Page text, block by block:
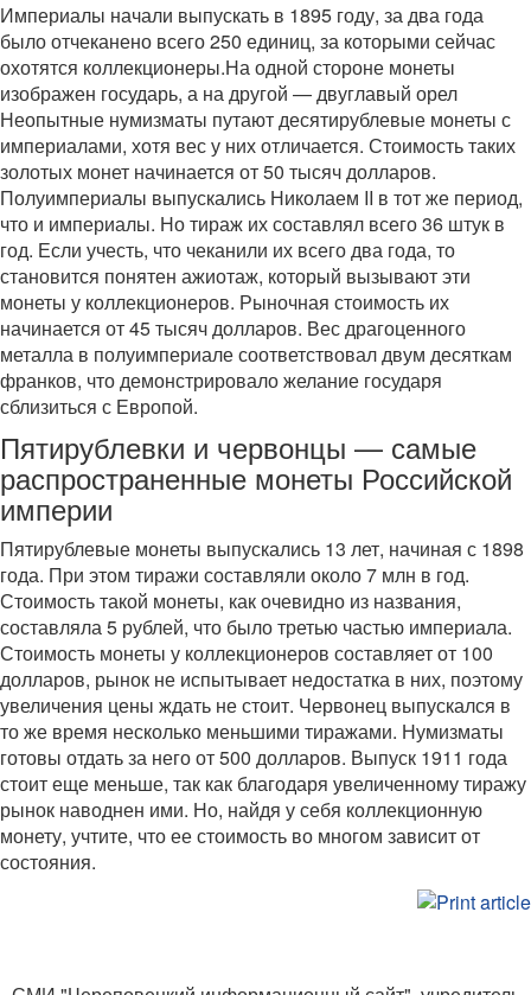
Империалы начали выпускать в 1895 году, за два года
было отчеканено всего 250 единиц, за которыми сейчас
охотятся коллекционеры.На одной стороне монеты
изображен государь, а на другой — двуглавый орел
Неопытные нумизматы путают десятирублевые монеты с
империалами, хотя вес у них отличается. Стоимость таких
золотых монет начинается от 50 тысяч долларов.
Полуимпериалы выпускались Николаем II в тот же период,
что и империалы. Но тираж их составлял всего 36 штук в
год. Если учесть, что чеканили их всего два года, то
становится понятен ажиотаж, который вызывают эти
монеты у коллекционеров. Рыночная стоимость их
начинается от 45 тысяч долларов. Вес драгоценного
металла в полуимпериале соответствовал двум десяткам
франков, что демонстрировало желание государя
сблизиться с Европой.
Пятирублевки и червонцы — самые
распространенные монеты Российской
империи
Пятирублевые монеты выпускались 13 лет, начиная с 1898
года. При этом тиражи составляли около 7 млн в год.
Стоимость такой монеты, как очевидно из названия,
составляла 5 рублей, что было третью частью империала.
Стоимость монеты у коллекционеров составляет от 100
долларов, рынок не испытывает недостатка в них, поэтому
увеличения цены ждать не стоит. Червонец выпускался в
то же время несколько меньшими тиражами. Нумизматы
готовы отдать за него от 500 долларов. Выпуск 1911 года
стоит еще меньше, так как благодаря увеличенному тиражу
рынок наводнен ими. Но, найдя у себя коллекционную
монету, учтите, что ее стоимость во многом зависит от
состояния.